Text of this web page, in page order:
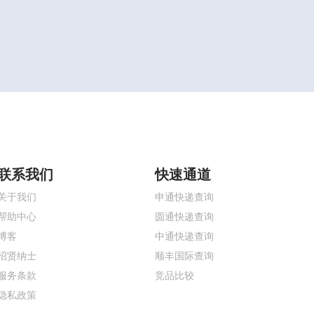
系我们
于我们
助中心
客
贤纳士
务条款
私政策
快速通道
申通快递查询
圆通快递查询
中通快递查询
顺丰国际查询
竞品比较